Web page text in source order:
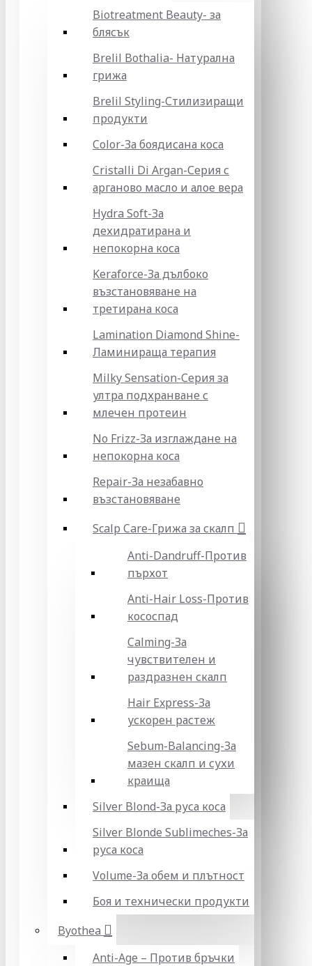
Biotreatment Beauty- за
блясък
Brelil Bothalia- Натурална
грижа
Brelil Styling-Стилизиращи
продукти
Color-За боядисана коса
Cristalli Di Argan-Серия с
арганово масло и алое вера
Hydra Soft-За
дехидратирана и
непокорна коса
Keraforce-За дълбоко
възстановяване на
третирана коса
Lamination Diamond Shine-
Ламинираща терапия
Milky Sensation-Серия за
ултра подхранване с
млечен протеин
No Frizz-За изглаждане на
непокорна коса
Repair-За незабавно
възстановяване
Scalp Care-Грижа за скалп
Anti-Dandruff-Против
пърхот
Anti-Hair Loss-Против
кососпад
Calming-За
чувствителен и
раздразнен скалп
Hair Express-За
ускорен растеж
Sebum-Balancing-За
мазен скалп и сухи
краища
Silver Blond-За руса коса
Silver Blonde Sublіmeches-За
руса коса
Volume-За обем и плътност
Боя и технически продукти
Byothea
Anti-Age – Против бръчки